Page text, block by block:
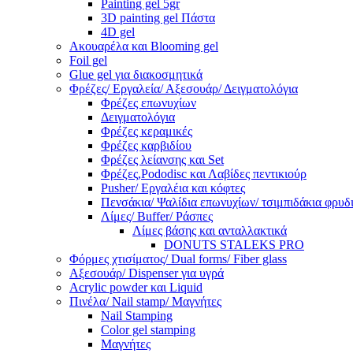
Painting gel 5gr
3D painting gel Πάστα
4D gel
Ακουαρέλα και Blooming gel
Foil gel
Glue gel για διακοσμητικά
Φρέζες/ Εργαλεία/ Αξεσουάρ/ Δειγματολόγια
Φρέζες επωνυχίων
Δειγματολόγια
Φρέζες κεραμικές
Φρέζες καρβιδίου
Φρέζες λείανσης και Set
Φρέζες,Pododisc και Λαβίδες πεντικιούρ
Pusher/ Εργαλέια και κόφτες
Πενσάκια/ Ψαλίδια επωνυχίων/ τσιμπιδάκια
Λίμες/ Buffer/ Ράσπες
Λίμες βάσης και ανταλλακτικά
DONUTS STALEKS PRO
Φόρμες χτισίματος/ Dual forms/ Fiber glass
Αξεσουάρ/ Dispenser για υγρά
Acrylic powder και Liquid
Πινέλα/ Nail stamp/ Μαγνήτες
Nail Stamping
Color gel stamping
Μαγνήτες